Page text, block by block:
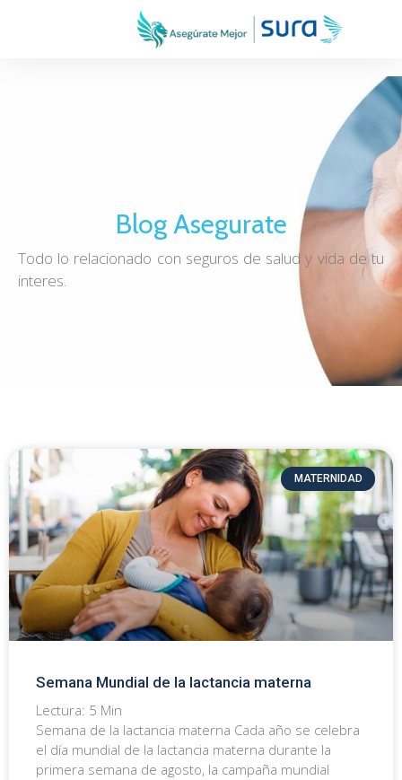
Blog Asegurate
Todo lo relacionado con seguros de salud y vida de tu
interes.
MATERNIDAD
Semana Mundial de la lactancia materna
Lectura: 5 Min
Semana de la lactancia materna Cada año se celebra
el día mundial de la lactancia materna durante la
primera semana de agosto, la campaña mundial